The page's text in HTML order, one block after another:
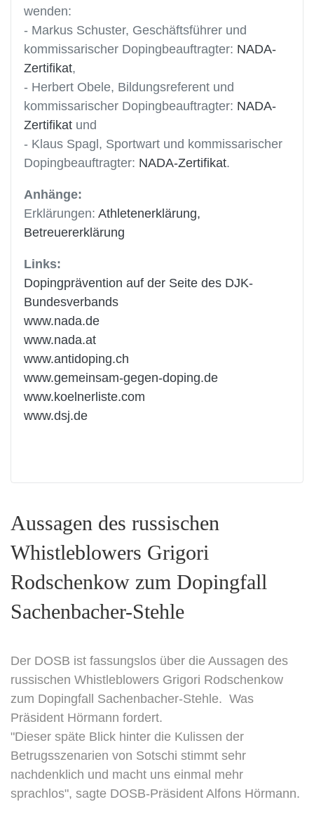
wenden:
- Markus Schuster, Geschäftsführer und
kommissarischer Dopingbeauftragter: NADA-
Zertifikat,
- Herbert Obele, Bildungsreferent und
kommissarischer Dopingbeauftragter: NADA-
Zertifikat und
- Klaus Spagl, Sportwart und kommissarischer
Dopingbeauftragter: NADA-Zertifikat.
Anhänge:
Erklärungen: Athletenerklärung,
Betreuererklärung
Links:
Dopingprävention auf der Seite des DJK-
Bundesverbands
www.nada.de
www.nada.at
www.antidoping.ch
www.gemeinsam-gegen-doping.de
www.koelnerliste.com
www.dsj.de
Aussagen des russischen
Whistleblowers Grigori
Rodschenkow zum Dopingfall
Sachenbacher-Stehle
Der DOSB ist fassungslos über die Aussagen des
russischen Whistleblowers Grigori Rodschenkow
zum Dopingfall Sachenbacher-Stehle. Was
Präsident Hörmann fordert.
"Dieser späte Blick hinter die Kulissen der
Betrugsszenarien von Sotschi stimmt sehr
nachdenklich und macht uns einmal mehr
sprachlos", sagte DOSB-Präsident Alfons Hörmann.